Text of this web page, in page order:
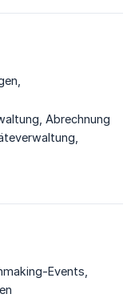
Abrechnung
Events,